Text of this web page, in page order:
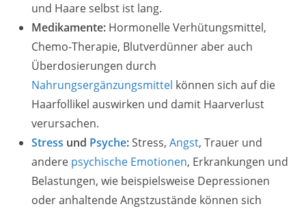
und Haare selbst ist lang.
Medikamente: Hormonelle Verhütungsmittel,
Chemo-Therapie, Blutverdünner aber auch
Überdosierungen durch
Nahrungsergänzungsmittel können sich auf die
Haarfollikel auswirken und damit Haarverlust
verursachen.
Stress und Psyche:Stress, Angst, Trauer und
andere psychische Emotionen, Erkrankungen und
Belastungen, wie beispielsweise Depressionen
oder anhaltende Angstzustände können sich